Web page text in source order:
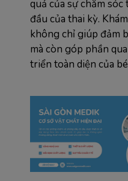
quả của sự chăm
đầu của thai kỳ.
không chỉ giúp đảm
mà còn góp phần
triển toàn diện của